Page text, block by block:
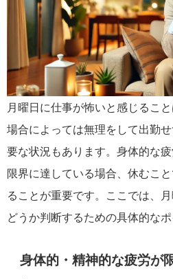
月曜日に仕事が怖いと感じるこ
場合によっては無理をして出勤
要な状況もあります。身体的な
限界に達している場合、休むこ
ることが重要です。ここでは、
どうか判断するための具体的な
身体的・精神的な疲労が